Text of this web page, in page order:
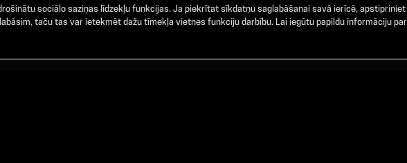
sociālo saziņas līdzekļu funkcijas. Ja piekrītat sīkdatņu saglabāšanai savā ierīcē, apstipriniet
taču tas var ietekmēt dažu tīmekļa vietnes funkciju darbību. Lai iegūtu papildu informāciju par